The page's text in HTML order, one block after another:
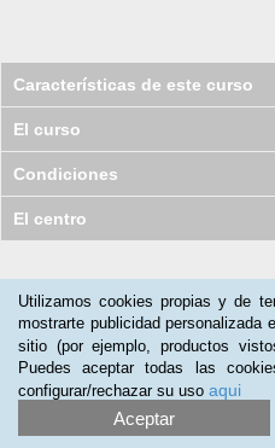
Características de este curso
El curso
Condiciones
El centro
Rafael Pinilla(18-
Muy bueno para usuarios de
caso, necesitábamos
programas para aplicar a
maquetación.
Utilizamos cookies propias y de
mostrarte publicidad personalizada
sitio (por ejemplo, productos
Puedes aceptar todas las
configurar/rechazar su uso aqui
Aceptar